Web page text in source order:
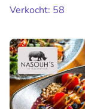
Verkocht: 58